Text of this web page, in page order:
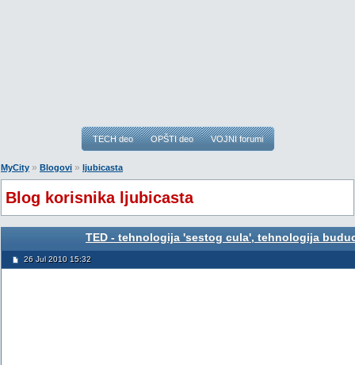
TECH deo OPŠTI deo VOJNI forumi
MyCity » Blogovi » ljubicasta
Blog korisnika ljubicasta
TED - tehnologija 'sestog cula', tehnologija
26 Jul 2010 15:32